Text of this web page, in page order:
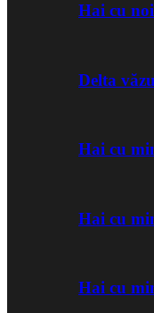
Hai cu
Delta
Hai cu
Hai cu
Hai cu